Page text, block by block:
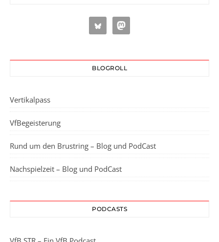
BLOGROLL
Vertikalpass
VfBegeisterung
Rund um den Brustring – Blog und PodCast
Nachspielzeit – Blog und PodCast
PODCASTS